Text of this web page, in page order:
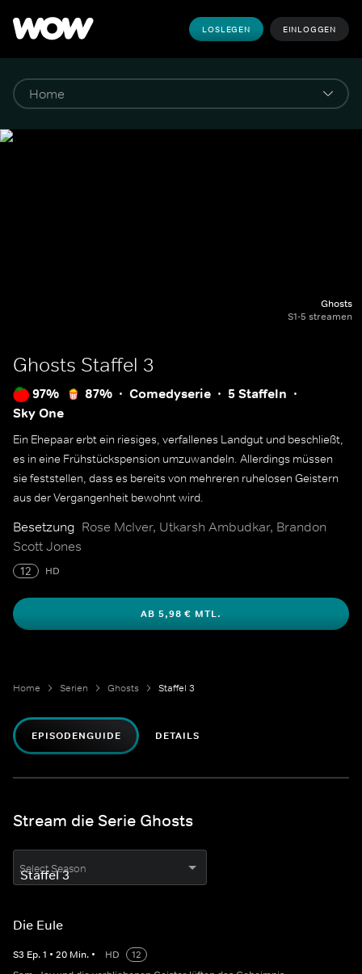
LOSLEGEN EINLOGGEN
Ghosts
S1-5 streamen
Ghosts Staffel 3
97% 87% Comedyserie
5 Staffeln
Sky One
Ein Ehepaar erbt ein riesiges, verfallenes Landgut und beschließt,
es in eine Frühstückspension umzuwandeln. Allerdings müssen
sie feststellen, dass es bereits von mehreren ruhelosen Geistern
aus der Vergangenheit bewohnt wird.
Besetzung Rose McIver, Utkarsh Ambudkar, Brandon
Scott Jones
12 HD
AB 5,98 € MTL.
Home Serien Ghosts Staffel 3
EPISODENGUIDE DETAILS
Stream die Serie Ghosts
Select Season
Die Eule
S3 Ep.1 • 20 Min. • HD
12